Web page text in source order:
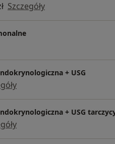
Szczegóły
+ USG
+ USG